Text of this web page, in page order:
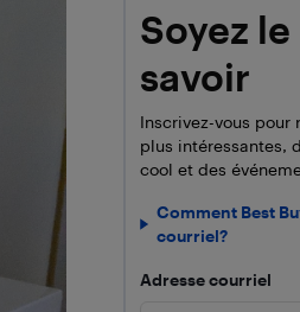
Soyez
savoir
Inscrivez-vous pour
plus intéressantes,
cool et des
Comment Best
courriel?
Adresse courriel